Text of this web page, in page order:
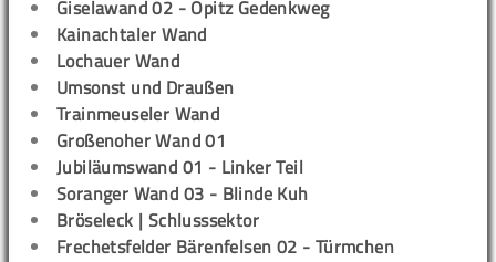
Giselawand 02 - Opitz Gedenkweg
Kainachtaler Wand
Lochauer Wand
Umsonst und Draußen
Trainmeuseler Wand
Großenoher Wand 01
Jubiläumswand 01 - Linker Teil
Soranger Wand 03 - Blinde Kuh
Bröseleck | Schlusssektor
Frechetsfelder Bärenfelsen 02 - Türmchen